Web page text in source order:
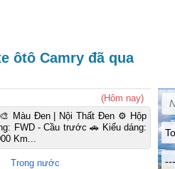
ôtô Camry đã qua
(Hôm nay)
Màu Đen | Nội Thất Đen ⚙️ Hộp
FWD - Cầu trước 🚗 Kiểu dáng:
Km...
Trong nước